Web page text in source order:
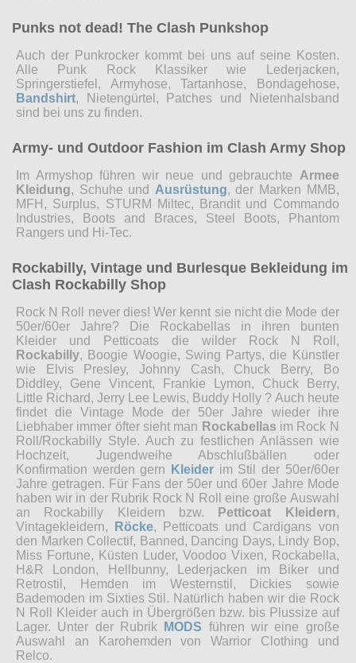
Punks not dead! The Clash Punkshop
Auch der Punkrocker kommt bei uns auf seine Kosten.
Alle Punk Rock Klassiker wie Lederjacken,
Springerstiefel, Armyhose, Tartanhose, Bondagehose,
Bandshirt, Nietengürtel, Patches und Nietenhalsband
sind bei uns zu finden.
Army- und Outdoor Fashion im Clash Army Shop
Im Armyshop führen wir neue und gebrauchte Armee
Kleidung, Schuhe und Ausrüstung, der Marken MMB,
MFH, Surplus, STURM Miltec, Brandit und Commando
Industries, Boots and Braces, Steel Boots, Phantom
Rangers und Hi-Tec.
Rockabilly, Vintage und Burlesque Bekleidung im
Clash Rockabilly Shop
Rock N Roll never dies! Wer kennt sie nicht die Mode der
50er/60er Jahre? Die Rockabellas in ihren bunten
Kleider und Petticoats die wilder Rock N Roll,
Rockabilly, Boogie Woogie, Swing Partys, die Künstler
wie Elvis Presley, Johnny Cash, Chuck Berry, Bo
Diddley, Gene Vincent, Frankie Lymon, Chuck Berry,
Little Richard, Jerry Lee Lewis, Buddy Holly ? Auch heute
findet die Vintage Mode der 50er Jahre wieder ihre
Liebhaber immer öfter sieht man Rockabellas im Rock N
Roll/Rockabilly Style. Auch zu festlichen Anlässen wie
Hochzeit, Jugendweihe Abschlußbällen oder
Konfirmation werden gern
Kleiderim Stil der 50er/60er
Jahre getragen. Für Fans der 50er und 60er Jahre Mode
haben wir in der Rubrik Rock N Roll eine große Auswahl
an Rockabilly Kleidern bzw.
Petticoat Kleidern,
Vintagekleidern,
Röcke, Petticoats und Cardigans von
den Marken Collectif, Banned, Dancing Days, Lindy Bop,
Miss Fortune, Küsten Luder, Voodoo Vixen, Rockabella,
H&R London, Hellbunny, Lederjacken im Biker und
Retrostil, Hemden im Westernstil, Dickies sowie
Bademoden im Sixties Stil. Natürlich haben wir die Rock
N Roll Kleider auch in Übergrößen bzw. bis Plussize auf
Lager. Unter der Rubrik
MODS führen wir eine große
Auswahl an Karohemden von Warrior Clothing und
Relco.